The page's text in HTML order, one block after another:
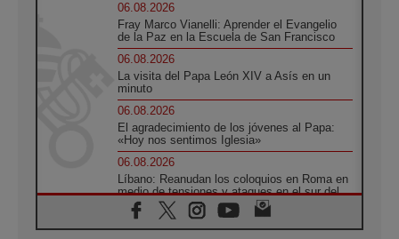
06.08.2026
Fray Marco Vianelli: Aprender el Evangelio
de la Paz en la Escuela de San Francisco
06.08.2026
La visita del Papa León XIV a Asís en un
minuto
06.08.2026
El agradecimiento de los jóvenes al Papa:
«Hoy nos sentimos Iglesia»
06.08.2026
Líbano: Reanudan los coloquios en Roma en
medio de tensiones y ataques en el sur del
país
06.08.2026